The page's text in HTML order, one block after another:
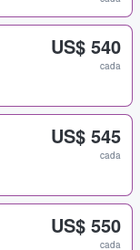
US$ 540
cada
US$ 545
cada
US$ 550
cada